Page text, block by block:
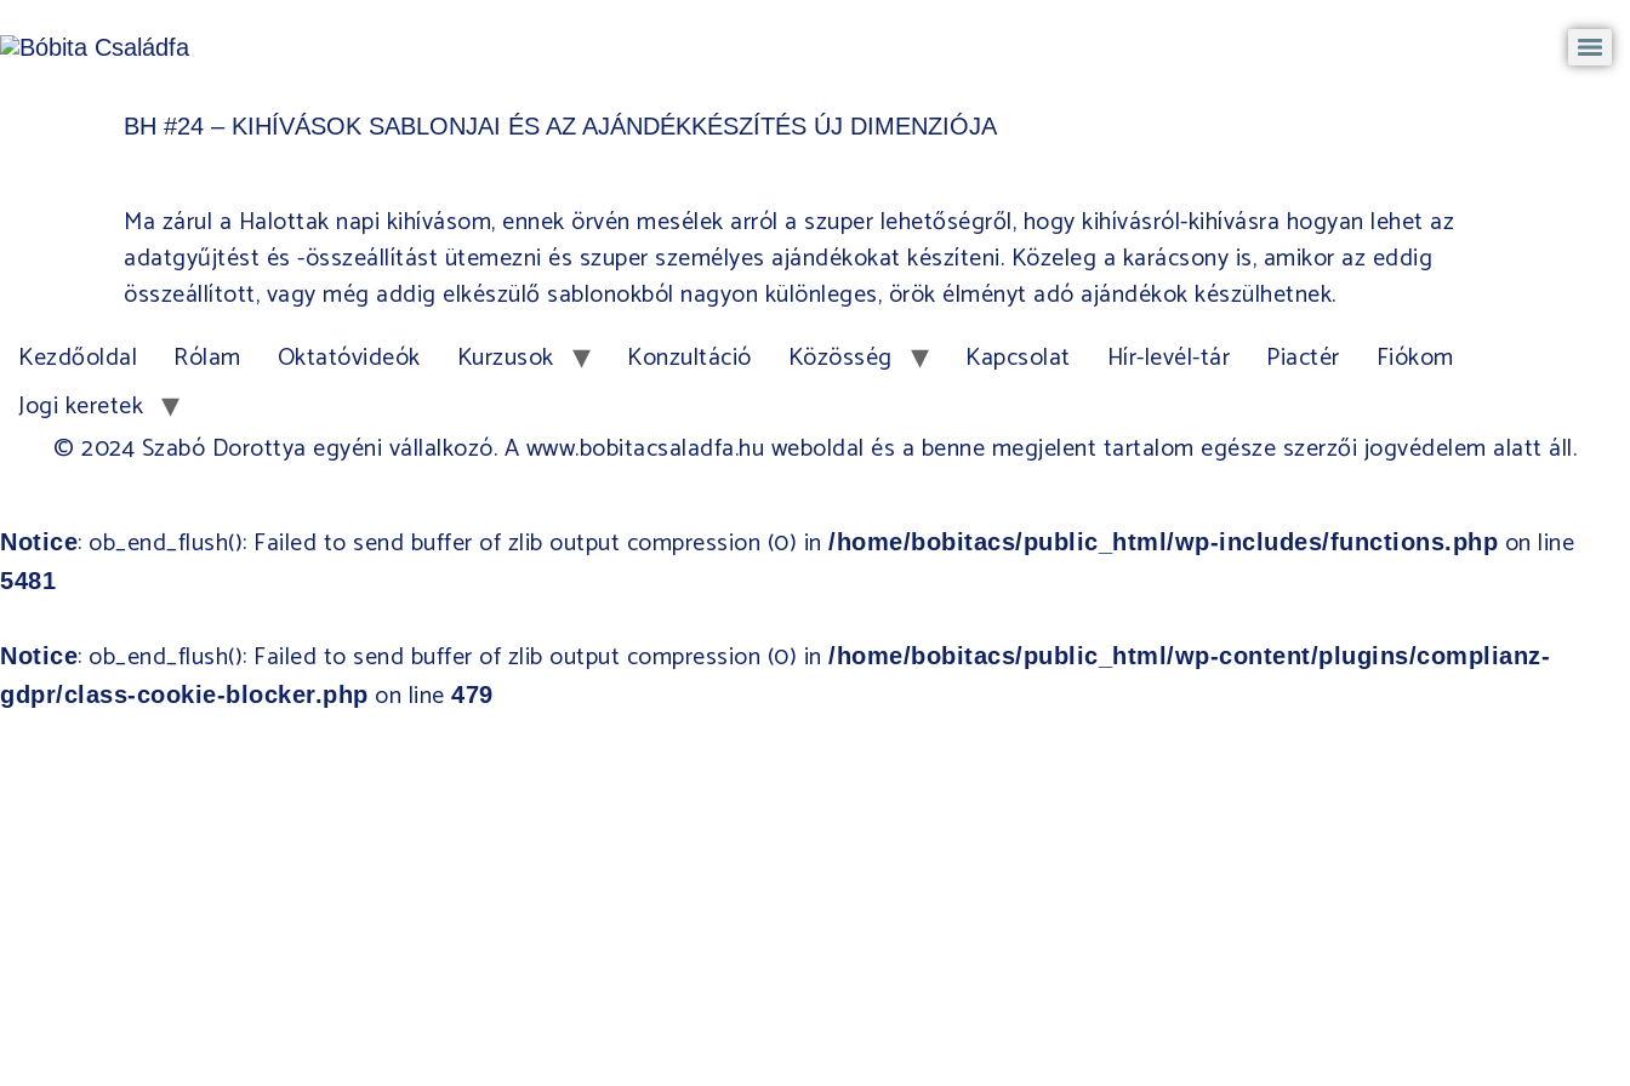
BH #24 – KIHÍVÁSOK SABLONJAI ÉS AZ AJÁNDÉKKÉSZÍTÉS ÚJ DIMENZIÓJA
Ma zárul a Halottak napi kihívásom, ennek örvén mesélek arról a szuper lehetőségről, hogy kihívásról-kihívásra hogyan lehet az
adatgyűjtést és -összeállítást ütemezni és szuper személyes ajándékokat készíteni. Közeleg a karácsony is, amikor az eddig
összeállított, vagy még addig elkészülő sablonokból nagyon különleges, örök élményt adó ajándékok készülhetnek.
Kezdőoldal
Rólam Oktatóvideók Kurzusok Konzultáció Közösség Kapcsolat Hír-levél-tár Piactér
Fiókom
Jogi keretek
© 2024 Szabó Dorottya egyéni vállalkozó. A www.bobitacsaladfa.hu weboldal és a benne megjelent tartalom egésze szerzői jogvédelem alatt áll.​
Notice: ob_end_flush(): Failed to send buffer of zlib output compression (0) in /home/bobitacs/public_html/wp-includes/functions.php on line
5481
Notice: ob_end_flush(): Failed to send buffer of zlib output compression (0) in /home/bobitacs/public_html/wp-content/plugins/complianz-
gdpr/class-cookie-blocker.php on line 479